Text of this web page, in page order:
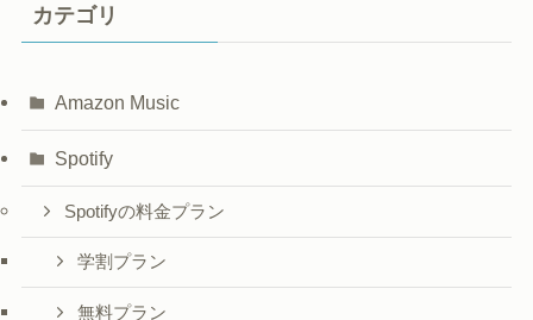
カテゴリ
Amazon Music
Spotify
Spotifyの料金プラン
学割プラン
無料プラン